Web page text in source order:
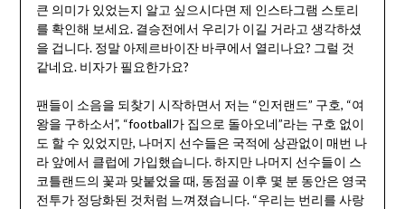
큰 의미가 있었는지 알고 싶으시다면 제 인스타그램 스토리
를 확인해 보세요. 결승전에서 우리가 이길 거라고 생각하셨
을 겁니다. 정말 아제르바이잔 바쿠에서 열리나요? 그럴 것
같네요. 비자가 필요한가요?
팬들이 소음을 되찾기 시작하면서 저는 “인저랜드” 구호, “여
왕을 구하소서”, “football가 집으로 돌아오네”라는 구호 없이
도 할 수 있었지만, 나머지 선수들은 국적에 상관없이 매번 나
라 앞에서 클럽에 가입했습니다. 하지만 나머지 선수들이 스
코틀랜드의 꽃과 맞붙었을 때, 동점골 이후 몇 분 동안은 영국
전투가 정당화된 것처럼 느껴졌습니다. “우리는 번리를 사랑